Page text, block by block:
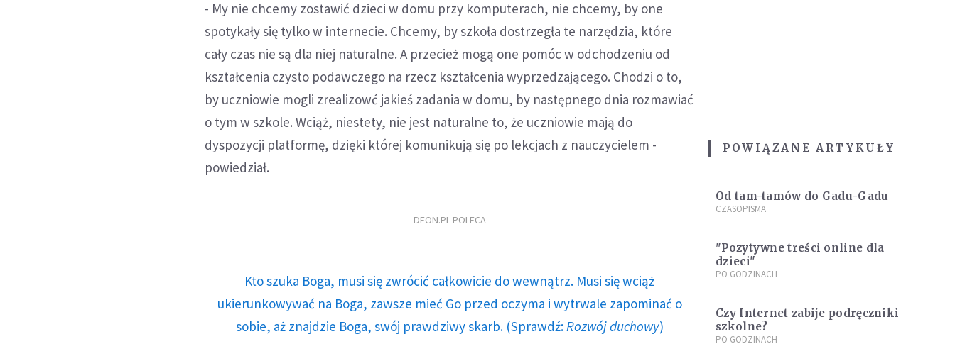
- My nie chcemy zostawić dzieci w domu przy komputerach, nie chcemy, by one
spotykały się tylko w internecie. Chcemy, by szkoła dostrzegła te narzędzia, które
cały czas nie są dla niej naturalne. A przecież mogą one pomóc w odchodzeniu od
kształcenia czysto podawczego na rzecz kształcenia wyprzedzającego. Chodzi o to,
by uczniowie mogli zrealizowć jakieś zadania w domu, by następnego dnia rozmawiać
o tym w szkole. Wciąż, niestety, nie jest naturalne to, że uczniowie mają do
dyspozycji platformę, dzięki której komunikują się po lekcjach z nauczycielem -
powiedział.
DEON.PL POLECA
Kto szuka Boga, musi się zwrócić całkowicie do wewnątrz. Musi się wciąż
ukierunkowywać na Boga, zawsze mieć Go przed oczyma i wytrwale zapominać o
sobie, aż znajdzie Boga, swój prawdziwy skarb. (Sprawdź: Rozwój duchowy)
POWIĄZANE ARTYKUŁY
Od tam-tamów do Gadu-Gadu
CZASOPISMA
"Pozytywne treści online dla
dzieci"
PO GODZINACH
Czy Internet zabije podręczniki
szkolne?
PO GODZINACH